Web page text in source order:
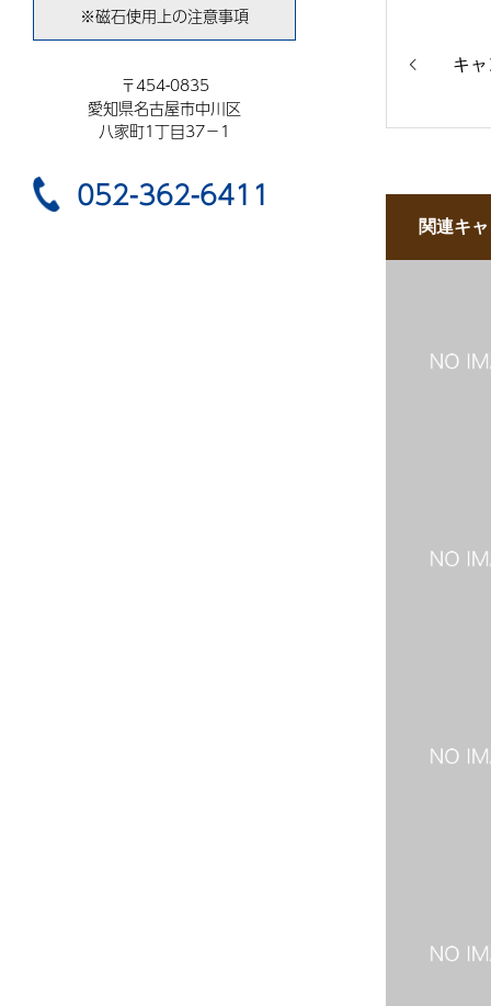
※磁石使用上の注意事項
〒454-0835
愛知県名古屋市中川区
八家町1丁目37−1
052-362-6411
キ
関連キ